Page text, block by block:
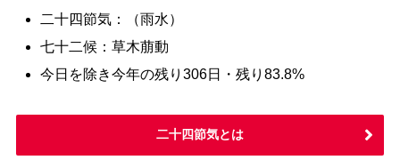
二十四節気：（雨水）
七十二候：草木萠動
今日を除き今年の残り306日・残り83.8%
二十四節気とは